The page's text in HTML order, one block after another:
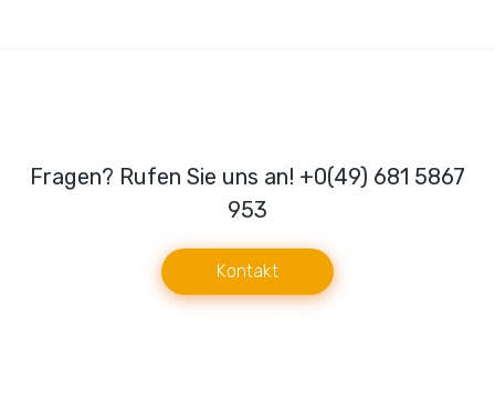
Fragen? Rufen Sie uns an! +0(49) 681 5867
953
Kontakt